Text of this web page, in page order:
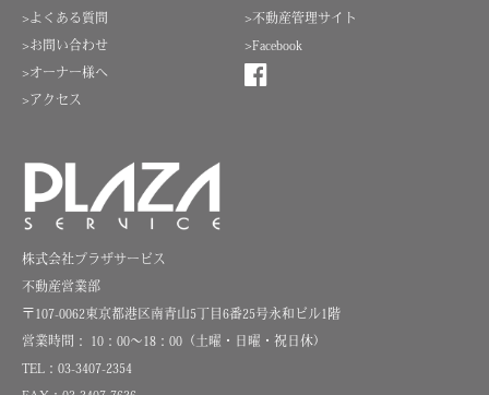
>不動産管理サイト
>Facebook
>よくある質問
>お問い合わせ
>オーナー様へ
>アクセス
株式会社プラザサービス
不動産営業部
〒107-0062東京都港区南青山5丁目6番25号永和ビル1階
営業時間： 10：00～18：00（土曜・日曜・祝日休）
TEL：03-3407-2354